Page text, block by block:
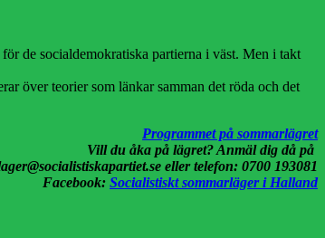
de socialdemokratiska partierna i väst. Men i takt
över teorier som länkar samman det röda och det
Programmet på sommarlägret
Vill du åka på lägret? Anmäl dig då på
eller telefon: 0700 193081
Facebook: Socialistiskt sommarläger i Halland